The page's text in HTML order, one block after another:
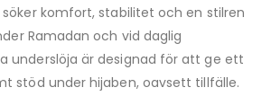
komfort, stabilitet och en stilren
Ramadan och vid daglig
underslöja är designad för att ge ett
stöd under hijaben, oavsett tillfälle.